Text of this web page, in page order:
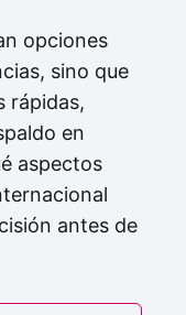
opciones
sino que
rápidas,
en
aspectos
antes de